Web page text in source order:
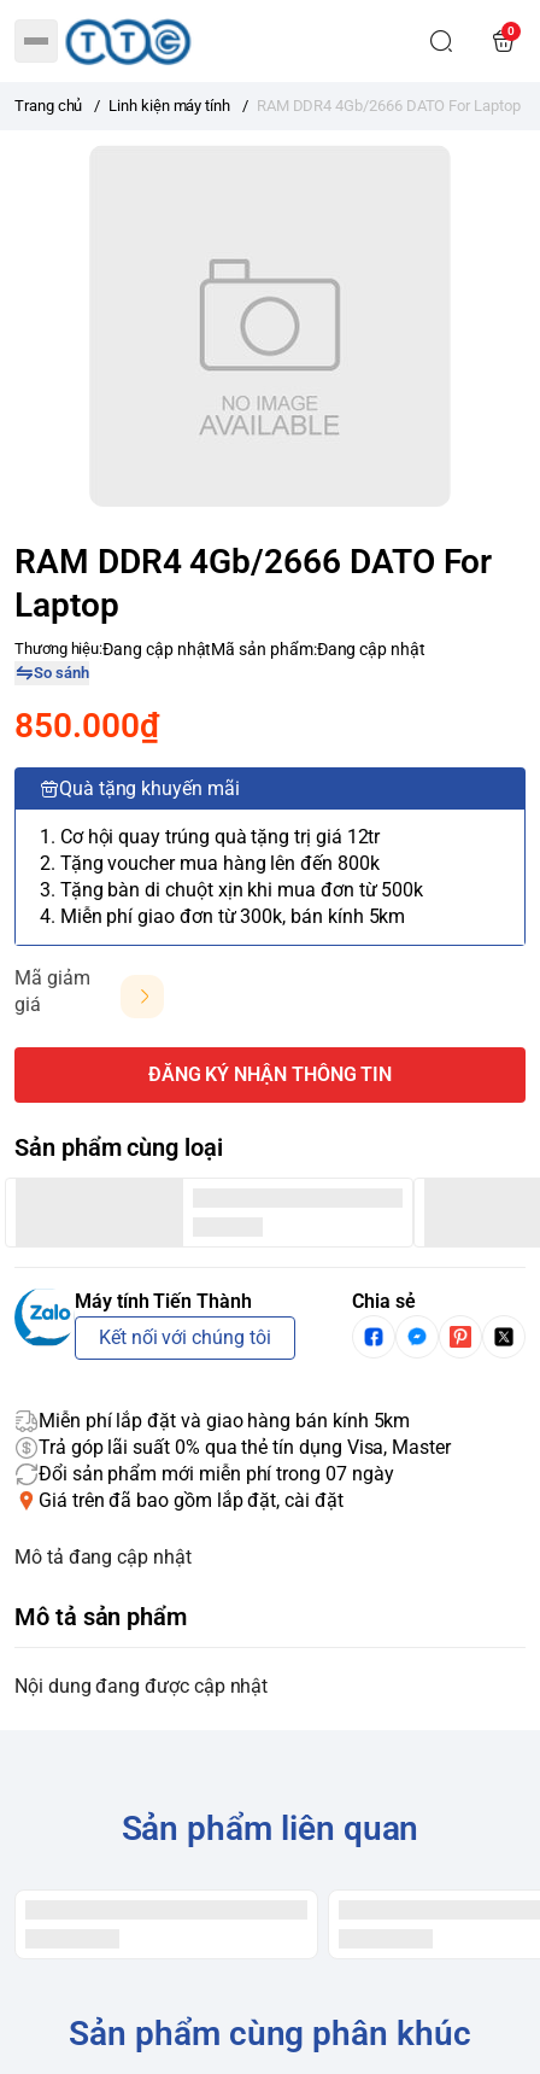
0
Trang chủ / Linh kiện máy tính / RAM DDR4 4Gb/2666 DATO For Laptop
RAM DDR4 4Gb/2666 DATO For
Laptop
Thương hiệu:Đang cập nhậtMã sản phẩm:Đang cập nhật
So sánh
850.000₫
Quà tặng khuyến mãi
1. Cơ hội quay trúng quà tặng trị giá 12tr
2. Tặng voucher mua hàng lên đến 800k
3. Tặng bàn di chuột xịn khi mua đơn từ 500k
4. Miễn phí giao đơn từ 300k, bán kính 5km
Mã giảm
giá
ĐĂNG KÝ NHẬN THÔNG TIN
Sản phẩm cùng loại
Máy tính Tiến Thành
Kết nối với chúng tôi
Chia sẻ
Miễn phí lắp đặt và giao hàng bán kính 5km
Trả góp lãi suất 0% qua thẻ tín dụng Visa, Master
Đổi sản phẩm mới miễn phí trong 07 ngày
Giá trên đã bao gồm lắp đặt, cài đặt
Mô tả đang cập nhật
Mô tả sản phẩm
Nội dung đang được cập nhật
Sản phẩm liên quan
Sản phẩm cùng phân khúc